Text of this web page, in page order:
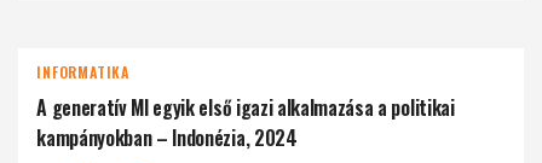
INFORMATIKA
A generatív MI egyik első igazi alkalmazása a politikai
kampányokban – Indonézia, 2024